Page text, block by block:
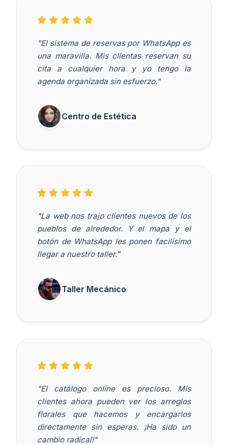
"El sistema de reservas por WhatsApp es
una maravilla. Mis clientas reservan su
cita a cualquier hora y yo tengo la
agenda organizada sin esfuerzo."
Centro de Estética
"La web nos trajo clientes nuevos de los
pueblos de alrededor. Y el mapa y el
botón de WhatsApp les ponen facilísimo
llegar a nuestro taller."
Taller Mecánico
"El catálogo online es precioso. Mis
clientes ahora pueden ver los arreglos
florales que hacemos y encargarlos
directamente sin esperas. ¡Ha sido un
cambio radical!"